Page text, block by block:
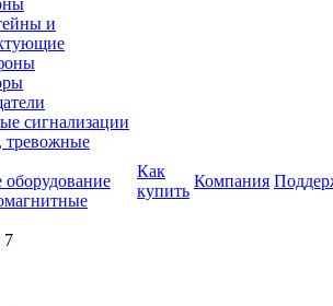
и
сигнализации
тревожные
оборудование
Как
купить
Компания